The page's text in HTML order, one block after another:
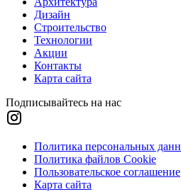
Дизайн
Строительство
Технологии
Акции
Контакты
Карта сайта
Подписывайтесь на нас
Политика персональных
Политика файлов Cookie
Пользовательское соглашение
Карта сайта